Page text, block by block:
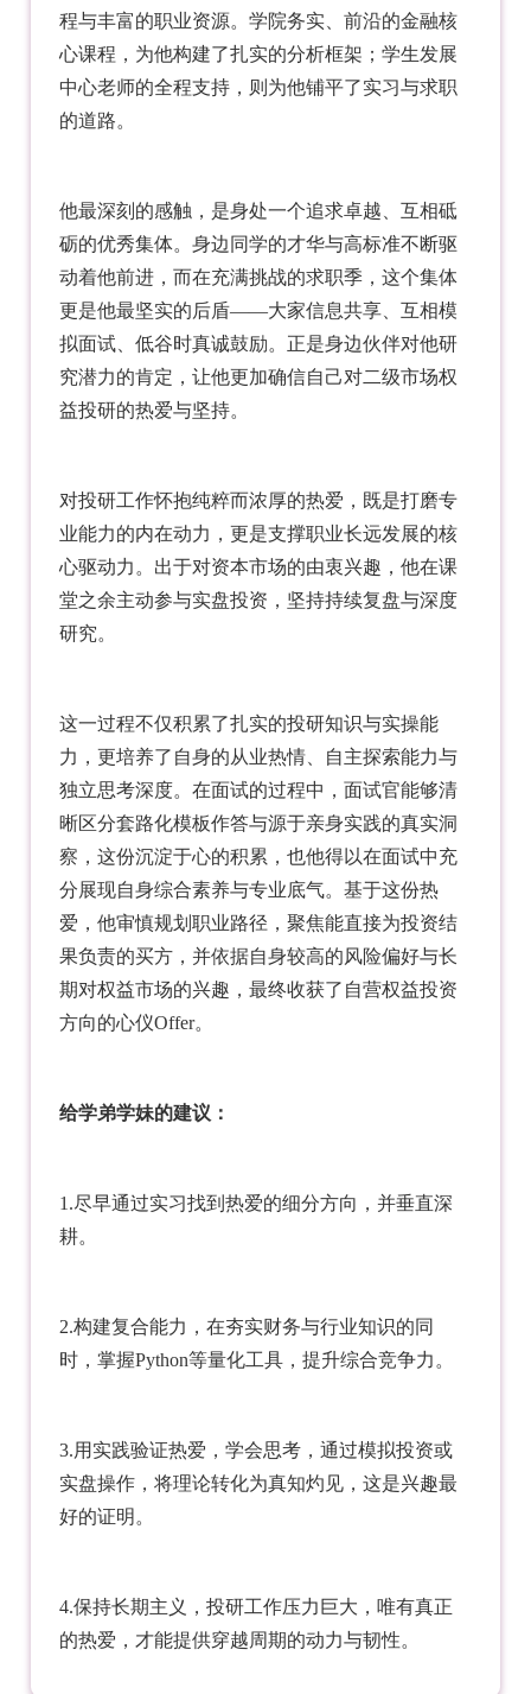
程与丰富的职业资源。学院务实、前沿的金融核
心课程，为他构建了扎实的分析框架；学生发展
中心老师的全程支持，则为他铺平了实习与求职
的道路。
他最深刻的感触，是身处一个追求卓越、互相砥
砺的优秀集体。身边同学的才华与高标准不断驱
动着他前进，而在充满挑战的求职季，这个集体
更是他最坚实的后盾——大家信息共享、互相模
拟面试、低谷时真诚鼓励。正是身边伙伴对他研
究潜力的肯定，让他更加确信自己对二级市场权
益投研的热爱与坚持。
对投研工作怀抱纯粹而浓厚的热爱，既是打磨专
业能力的内在动力，更是支撑职业长远发展的核
心驱动力。出于对资本市场的由衷兴趣，他在课
堂之余主动参与实盘投资，坚持持续复盘与深度
研究。
这一过程不仅积累了扎实的投研知识与实操能
力，更培养了自身的从业热情、自主探索能力与
独立思考深度。在面试的过程中，面试官能够清
晰区分套路化模板作答与源于亲身实践的真实洞
察，这份沉淀于心的积累，也他得以在面试中充
分展现自身综合素养与专业底气。基于这份热
爱，他审慎规划职业路径，聚焦能直接为投资结
果负责的买方，并依据自身较高的风险偏好与长
期对权益市场的兴趣，最终收获了自营权益投资
方向的心仪Offer。
给学弟学妹的建议：
1.尽早通过实习找到热爱的细分方向，并垂直深
耕。
2.构建复合能力，在夯实财务与行业知识的同
时，掌握Python等量化工具，提升综合竞争力。
3.用实践验证热爱，学会思考，通过模拟投资或
实盘操作，将理论转化为真知灼见，这是兴趣最
好的证明。
4.保持长期主义，投研工作压力巨大，唯有真正
的热爱，才能提供穿越周期的动力与韧性。